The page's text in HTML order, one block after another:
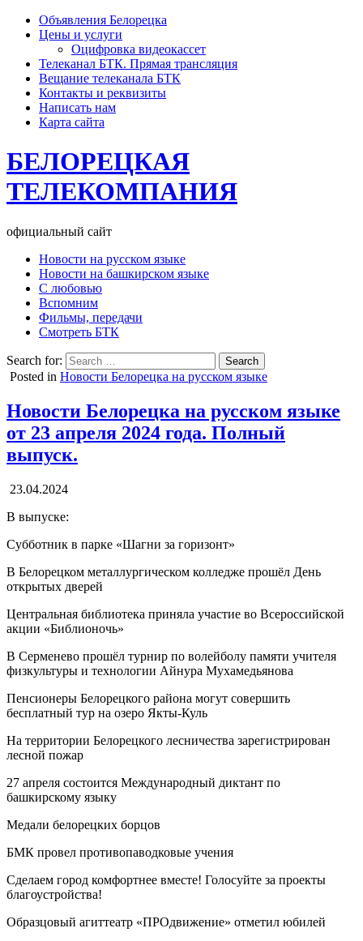
Объявления Белорецка
Цены и услуги
Оцифровка видеокассет
Телеканал БТК. Прямая трансляция
Вещание телеканала БТК
Контакты и реквизиты
Написать нам
Карта сайта
БЕЛОРЕЦКАЯ
ТЕЛЕКОМПАНИЯ
официальный сайт
Новости на русском языке
Новости на башкирском языке
С любовью
Вспомним
Фильмы, передачи
Смотреть БТК
Search for:
Posted in Новости Белорецка на русском языке
Новости Белорецка на русском языке
от 23 апреля 2024 года. Полный
выпуск.
23.04.2024
В выпуске:
Субботник в парке «Шагни за горизонт»
В Белорецком металлургическом колледже прошёл День
открытых дверей
Центральная библиотека приняла участие во Всероссийской
акции «Библионочь»
В Серменево прошёл турнир по волейболу памяти учителя
физкультуры и технологии Айнура Мухамедьянова
Пенсионеры Белорецкого района могут совершить
бесплатный тур на озеро Якты-Куль
На территории Белорецкого лесничества зарегистрирован
лесной пожар
27 апреля состоится Международный диктант по
башкирскому языку
Медали белорецких борцов
БМК провел противопаводковые учения
Сделаем город комфортнее вместе! Голосуйте за проекты
благоустройства!
Образцовый агиттеатр «ПРОдвижение» отметил юбилей